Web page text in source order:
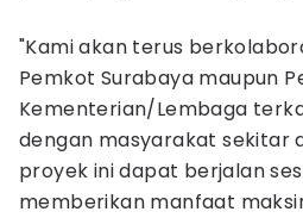
"Kami akan terus
Pemkot Surabaya maupun
Kementerian/Lembaga
dengan masyarakat sekitar
proyek ini dapat berjalan
memberikan manfaat